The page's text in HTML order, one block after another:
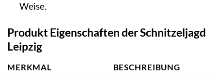
Weise.
Produkt Eigenschaften der Schnitzeljagd
Leipzig
MERKMAL BESCHREIBUNG